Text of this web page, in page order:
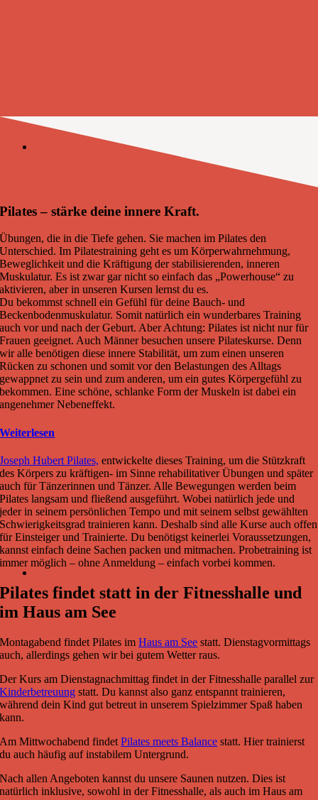
Pilates – stärke deine innere Kraft.
Übungen, die in die Tiefe gehen. Sie machen im Pilates den
Unterschied. Im Pilatestraining geht es um Körperwahrnehmung,
Beweglichkeit und die Kräftigung der stabilisierenden, inneren
Muskulatur. Es ist zwar gar nicht so einfach das „Powerhouse“ zu
aktivieren, aber in unseren Kursen lernst du es.
Du bekommst schnell ein Gefühl für deine Bauch- und
Beckenbodenmuskulatur. Somit natürlich ein wunderbares Training
auch vor und nach der Geburt. Aber Achtung: Pilates ist nicht nur für
Frauen geeignet. Auch Männer besuchen unsere Pilateskurse. Denn
wir alle benötigen diese innere Stabilität, um zum einen unseren
Rücken zu schonen und somit vor den Belastungen des Alltags
gewappnet zu sein und zum anderen, um ein gutes Körpergefühl zu
bekommen. Eine schöne, schlanke Form der Muskeln ist dabei ein
angenehmer Nebeneffekt.
Weiterlesen
Joseph Hubert Pilates, entwickelte dieses Training, um die Stützkraft
des Körpers zu kräftigen- im Sinne rehabilitativer Übungen und später
auch für Tänzerinnen und Tänzer. Alle Bewegungen werden beim
Pilates langsam und fließend ausgeführt. Wobei natürlich jede und
jeder in seinem persönlichen Tempo und mit seinem selbst gewählten
Schwierigkeitsgrad trainieren kann. Deshalb sind alle Kurse auch offen
für Einsteiger und Trainierte. Du benötigst keinerlei Voraussetzungen,
kannst einfach deine Sachen packen und mitmachen. Probetraining ist
immer möglich – ohne Anmeldung – einfach vorbei kommen.
Pilates findet statt in der Fitnesshalle und
im Haus am See
Montagabend findet Pilates imHaus am See statt. Dienstagvormittags
auch, allerdings gehen wir bei gutem Wetter raus.
Der Kurs am Dienstagnachmittag findet in der Fitnesshalle parallel zur
Kinderbetreuung statt. Du kannst also ganz entspannt trainieren,
während dein Kind gut betreut in unserem Spielzimmer Spaß haben
kann.
Am Mittwochabend findetPilates meets Balance statt. Hier trainierst
du auch häufig auf instabilem Untergrund.
Nach allen Angeboten kannst du unsere Saunen nutzen. Dies ist
natürlich inklusive, sowohl in der Fitnesshalle, als auch im Haus am